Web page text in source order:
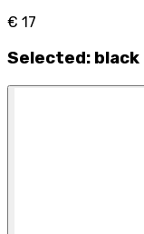
€ 17
Selected: black